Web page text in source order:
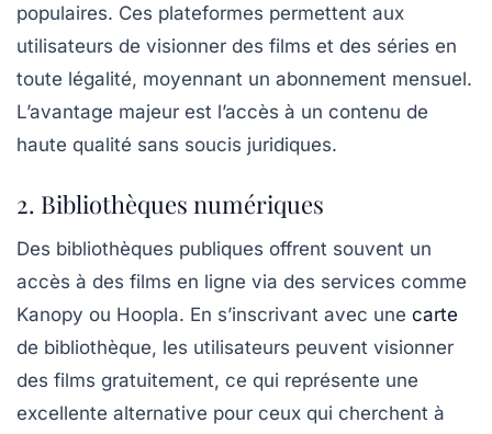
populaires. Ces plateformes permettent aux
utilisateurs de visionner des films et des séries en
toute légalité, moyennant un abonnement mensuel.
L’avantage majeur est l’accès à un contenu de
haute qualité sans soucis juridiques.
2. Bibliothèques numériques
Des bibliothèques publiques offrent souvent un
accès à des films en ligne via des services comme
Kanopy ou Hoopla. En s’inscrivant avec une carte
de bibliothèque, les utilisateurs peuvent visionner
des films gratuitement, ce qui représente une
excellente alternative pour ceux qui cherchent à